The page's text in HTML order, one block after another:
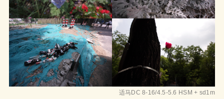
适马DC 8-16/4.5-5.6 HSM + sd1m